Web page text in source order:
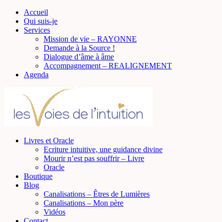
Accueil
Qui suis-je
Services
Mission de vie – RAYONNE
Demande à la Source !
Dialogue d’âme à âme
Accompagnement – REALIGNEMENT
Agenda
Livres et Oracle
Ecriture intuitive, une guidance divine
Mourir n’est pas souffrir – Livre
Oracle
Boutique
Blog
Canalisations – Êtres de Lumières
Canalisations – Mon père
Vidéos